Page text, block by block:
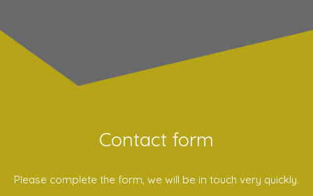
Contact form
Please complete the form, we will be in touch very quickly.